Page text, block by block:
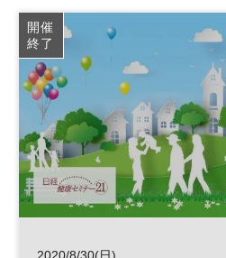
日経健康セミナー 不動産活用
診療報酬 参加無料
開催
終了